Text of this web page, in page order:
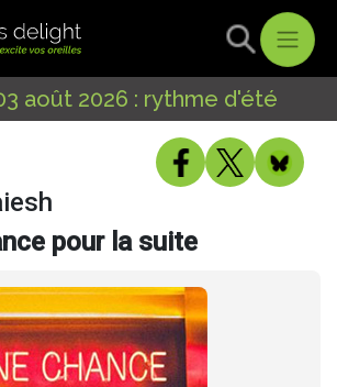
août 2026 : rythme d'été
pour la suite